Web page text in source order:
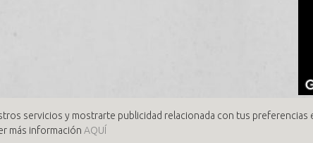
servicios y mostrarte publicidad relacionada con tus
más información AQUÍ